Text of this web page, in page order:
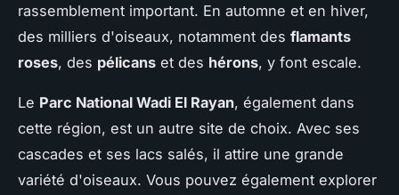
rassemblement important. En automne et en hiver,
des milliers d'oiseaux, notamment des flamants
roses, des pélicans et des hérons, y font escale.
Le Parc National Wadi El Rayan, également dans
cette région, est un autre site de choix. Avec ses
cascades et ses lacs salés, il attire une grande
variété d'oiseaux. Vous pouvez également explorer